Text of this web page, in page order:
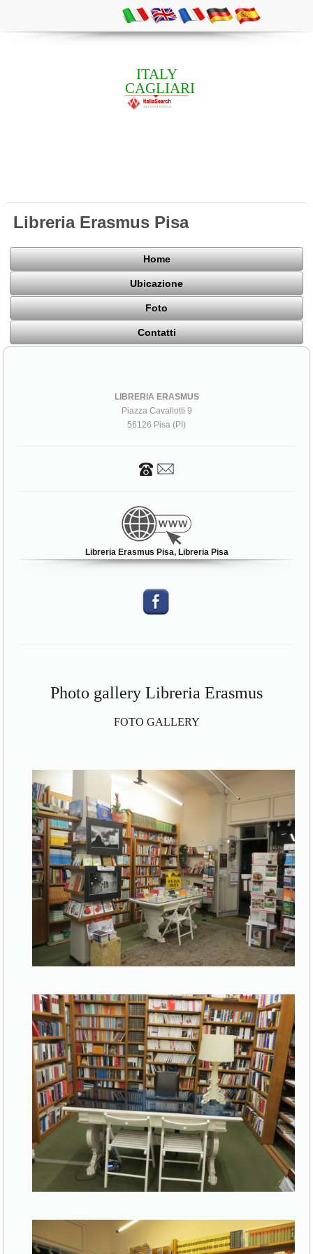
ITALY
CAGLIARI
Libreria Erasmus Pisa
Home
Ubicazione
Foto
Contatti
LIBRERIA ERASMUS
Piazza Cavallotti 9
56126 Pisa (PI)
Libreria Erasmus Pisa, Libreria Pisa
Photo gallery Libreria Erasmus
FOTO GALLERY